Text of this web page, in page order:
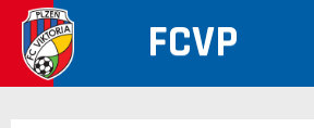
FCVP
30. 12. 1899